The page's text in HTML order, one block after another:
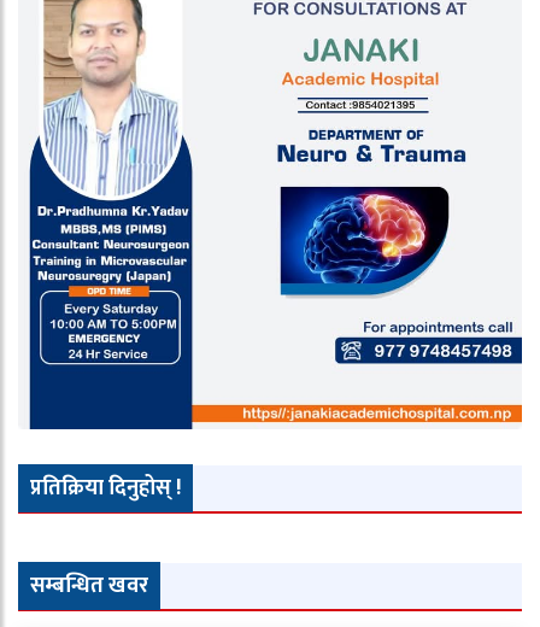
प्रतिक्रिया दिनुहोस् !
सम्बन्धित खवर